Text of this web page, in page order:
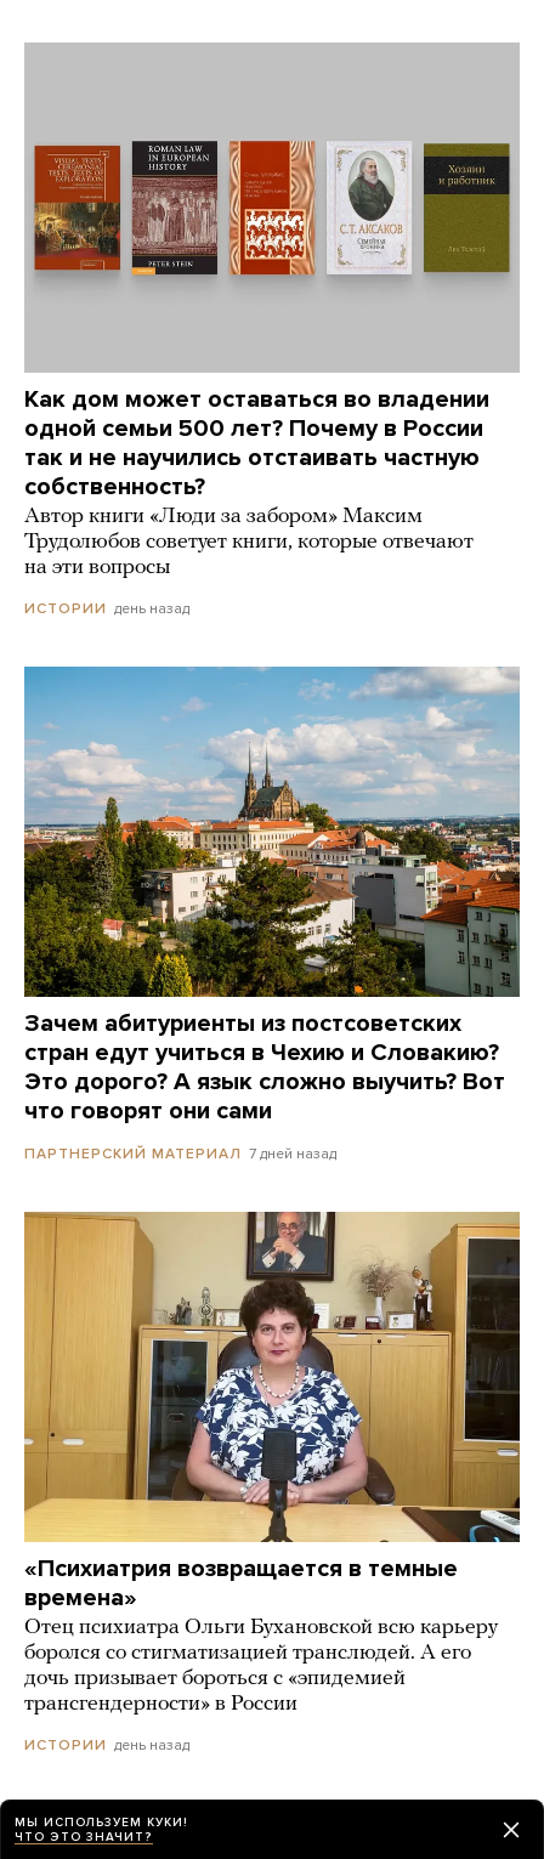
Как дом может оставаться во владении
одной семьи 500 лет? Почему в России
так и не научились отстаивать частную
собственность?
Автор книги «Люди за забором» Максим
Трудолюбов советует книги, которые отвечают
на эти вопросы
ИСТОРИИ день назад
Зачем абитуриенты из постсоветских
стран едут учиться в Чехию и Словакию?
Это дорого? А язык сложно выучить? Вот
что говорят они сами
ПАРТНЕРСКИЙ МАТЕРИАЛ 7 дней назад
«Психиатрия возвращается в темные
времена»
Отец психиатра Ольги Бухановской всю карьеру
боролся со стигматизацией транслюдей. А его
дочь призывает бороться с «эпидемией
трансгендерности» в России
ИСТОРИИ день назад
МЫ ИСПОЛЬЗУЕМ КУКИ!
ЧТО ЭТО ЗНАЧИТ?